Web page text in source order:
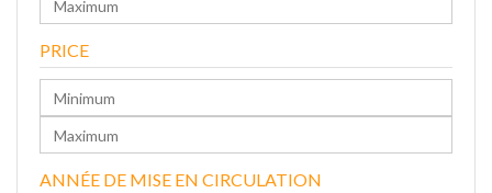
PRICE
ANNÉE DE MISE EN CIRCULATION